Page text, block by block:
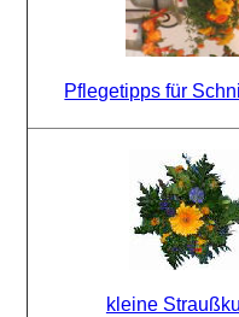
Pflegetipps für
kleine